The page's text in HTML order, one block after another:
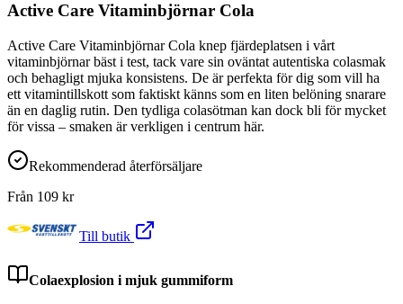
Active Care Vitaminbjörnar Cola
Active Care Vitaminbjörnar Cola knep fjärdeplatsen i vårt
vitaminbjörnar bäst i test, tack vare sin oväntat autentiska colasmak
och behagligt mjuka konsistens. De är perfekta för dig som vill ha
ett vitamintillskott som faktiskt känns som en liten belöning snarare
än en daglig rutin. Den tydliga colasötman kan dock bli för mycket
för vissa – smaken är verkligen i centrum här.
Rekommenderad återförsäljare
Från 109 kr
Till butik
Colaexplosion i mjuk gummiform